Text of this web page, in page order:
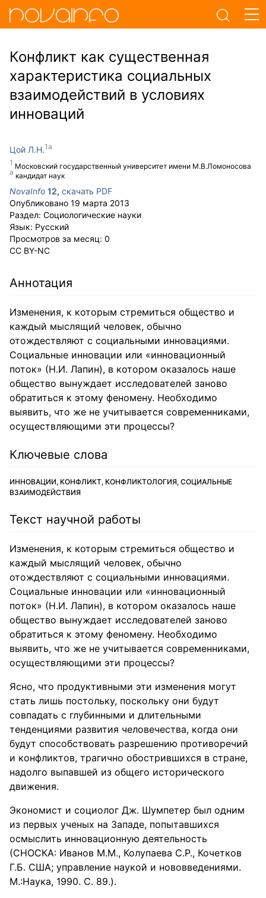
Конфликт как существенная
характеристика социальных
взаимодействий в условиях
инноваций
Цой Л.Н.
Московский государственный университет имени М.В.Ломоносова
кандидат наук
NovaInfo 12, скачать PDF
Опубликовано 19 марта 2013
Раздел: Социологические науки
Язык: Русский
Просмотров за месяц: 0
CC BY-NC
Аннотация
Изменения, к которым стремиться общество и
каждый мыслящий человек, обычно
отождествляют с социальными инновациями.
Социальные инновации или «инновационный
поток» (Н.И. Лапин), в котором оказалось наше
общество вынуждает исследователей заново
обратиться к этому феномену. Необходимо
выявить, что же не учитывается современниками,
осуществляющими эти процессы?
Ключевые слова
ИННОВАЦИИ, КОНФЛИКТ, КОНФЛИКТОЛОГИЯ, СОЦИАЛЬНЫЕ
ВЗАИМОДЕЙСТВИЯ
Текст научной работы
Изменения, к которым стремиться общество и
каждый мыслящий человек, обычно
отождествляют с социальными инновациями.
Социальные инновации или «инновационный
поток» (Н.И. Лапин), в котором оказалось наше
общество вынуждает исследователей заново
обратиться к этому феномену. Необходимо
выявить, что же не учитывается современниками,
осуществляющими эти процессы?
Ясно, что продуктивными эти изменения могут
стать лишь постольку, поскольку они будут
совпадать с глубинными и длительными
тенденциями развития человечества, когда они
будут способствовать разрешению противоречий
и конфликтов, трагично обострившихся в стране,
надолго выпавшей из общего исторического
движения.
Экономист и социолог Дж. Шумпетер был одним
из первых ученых на Западе, попытавшихся
осмыслить инновационную деятельность
(СНОСКА: Иванов М.М., Колупаева С.Р., Кочетков
Г.Б. США; управление наукой и нововведениями.
М.:Наука, 1990. С. 89.).